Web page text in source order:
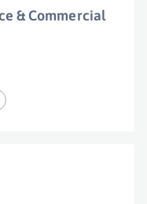
& Commercial